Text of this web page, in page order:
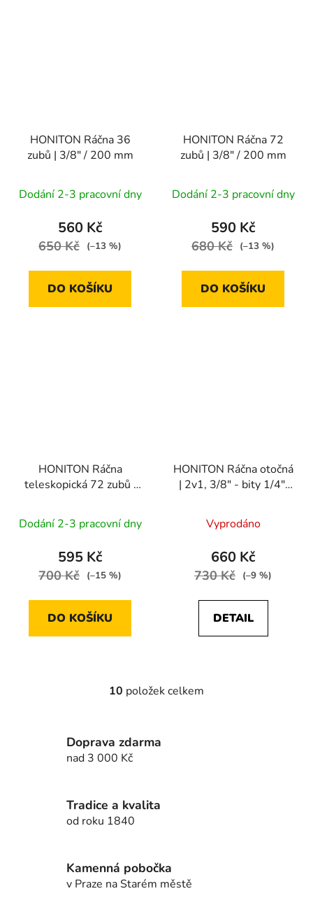
HONITON Ráčna 36
zubů | 3/8" / 200 mm
Dodání 2-3 pracovní dny
560 Kč
650 Kč (–13 %)
DO KOŠÍKU
HONITON Ráčna 72
zubů | 3/8" / 200 mm
Dodání 2-3 pracovní dny
590 Kč
680 Kč (–13 %)
DO KOŠÍKU
HONITON Ráčna
teleskopická 72 zubů |
Dodání 2-3 pracovní dny
595 Kč
700 Kč (–15 %)
DO KOŠÍKU
HONITON Ráčna otočná
| 2v1, 3/8" - bity 1/4",
Vyprodáno
660 Kč
730 Kč (–9 %)
DETAIL
O
á
í
k
y
10 položek celkem
Doprava zdarma
nad 3 000 Kč
Tradice a kvalita
od roku 1840
Kamenná pobočka
v Praze na Starém městě